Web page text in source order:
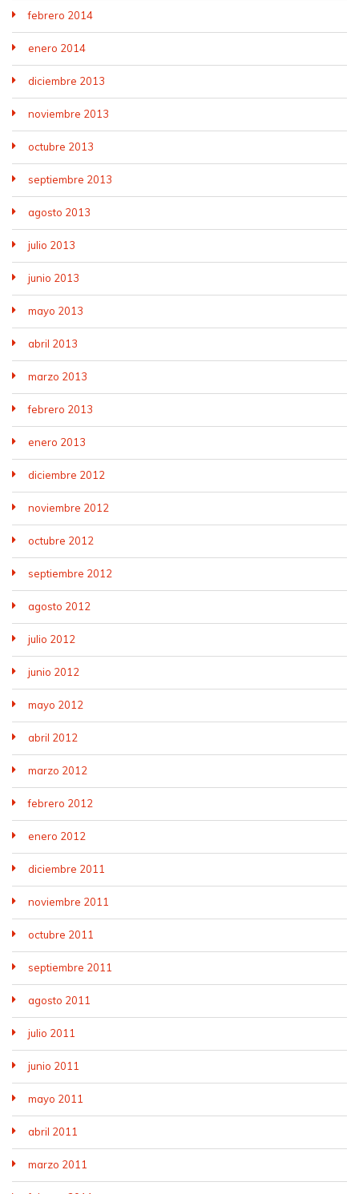
febrero 2014
enero 2014
diciembre 2013
noviembre 2013
octubre 2013
septiembre 2013
agosto 2013
julio 2013
junio 2013
mayo 2013
abril 2013
marzo 2013
febrero 2013
enero 2013
diciembre 2012
noviembre 2012
octubre 2012
septiembre 2012
agosto 2012
julio 2012
junio 2012
mayo 2012
abril 2012
marzo 2012
febrero 2012
enero 2012
diciembre 2011
noviembre 2011
octubre 2011
septiembre 2011
agosto 2011
julio 2011
junio 2011
mayo 2011
abril 2011
marzo 2011